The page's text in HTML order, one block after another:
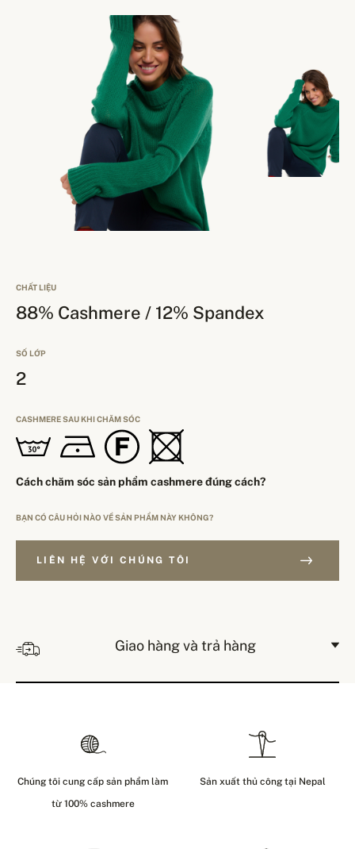
CHẤT LIỆU
88% Cashmere / 12% Spandex
SỐ LỚP
2
CASHMERE SAU KHI CHĂM SÓC
Cách chăm sóc sản phẩm cashmere đúng cách?
BẠN CÓ CÂU HỎI NÀO VỀ SẢN PHẨM NÀY KHÔNG?
LIÊN HỆ VỚI CHÚNG TÔI
Giao hàng và trả hàng
Chúng tôi cung cấp sản phẩm làm
từ 100% cashmere
Sản xuất thủ công tại Nepal